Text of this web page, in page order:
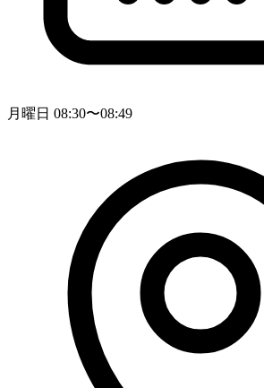
月曜日 08:30〜08:49